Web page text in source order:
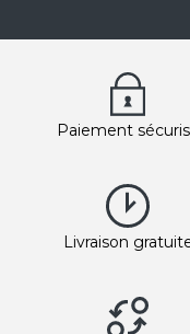
Paiement
Livraison